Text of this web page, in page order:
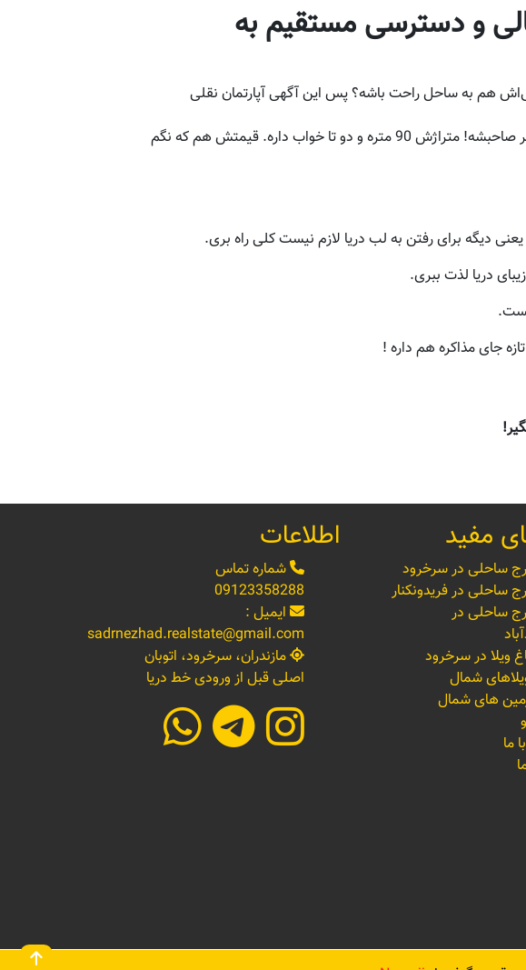
و دسترسی مستقیم به
هم به ساحل راحت باشه؟ پس این آگهی آپارتمان نقلی
یه واحد آپارتمان ساحلی در سرخرود داریم که کاملا نوسازه، یعنی هنوز کسی توش پا نذاشته و منتظر صاحبشه! متراژش 90 متره و دو تا خواب داره. قیمتش هم که نگم
دیگه برای رفتن به لب دریا لازم نیست کلی راه بری.
دریا لذت ببری.
جای مذاکره هم داره !
مفید
ساحلی در سرخرود
ساحلی در فریدونکنار
ساحلی در
ویلا در سرخرود
شمال
های شمال
ما
اطلاعات
شماره تماس
09123358288
ایمیل :
sadrnezhad.realstate@gmail.com
مازندران، سرخرود، اتوبان
اصلی قبل از ورودی خط دریا